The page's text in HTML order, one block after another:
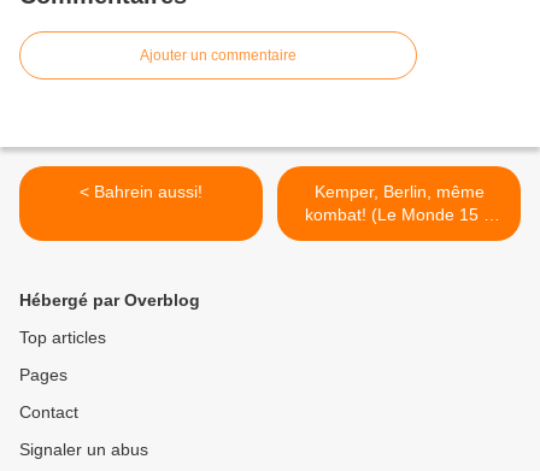
Ajouter un commentaire
< Bahrein aussi!
Kemper, Berlin, même
kombat! (Le Monde 15 2
2011) >
Hébergé par Overblog
Top articles
Pages
Contact
Signaler un abus